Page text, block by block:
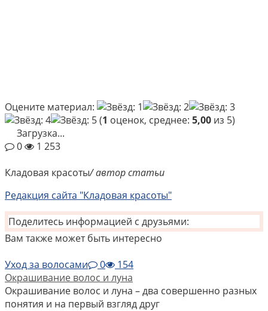
Оцените материал:
(1 оценок, среднее: 5,00 из 5)
Загрузка...
0
1 253
Кладовая красоты/ автор статьи
Редакция сайта "Кладовая красоты"
Поделитесь информацией с друзьями:
Вам также может быть интересно
Уход за волосами
0
154
Окрашивание волос и луна
Окрашивание волос и луна – два совершенно разных
понятия и на первый взгляд друг